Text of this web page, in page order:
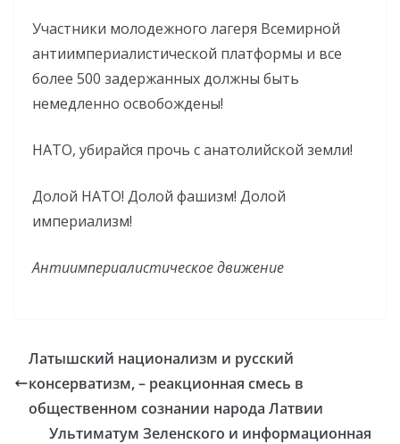
Участники молодежного лагеря Всемирной
антиимпериалистической платформы и все
более 500 задержанных должны быть
немедленно освобождены!
НАТО, убирайся прочь с анатолийской земли!
Долой НАТО! Долой фашизм! Долой
империализм!
Антиимпериалистическое движение
Латышский национализм и русский
консерватизм, – реакционная смесь в
общественном сознании народа Латвии
Ультиматум Зеленского и информационная